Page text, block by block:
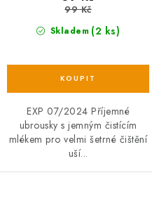
Skladem (2 ks)
99 Kč
EXP 07/2024 Příjemné
ubrousky s jemným čistícím
mlékem pro velmi šetrné čištění
uší...